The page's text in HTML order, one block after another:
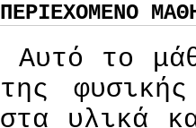
ΠΕΡΙΕΧΟΜΕΝΟ
Αυτό το
της
στα υλικά